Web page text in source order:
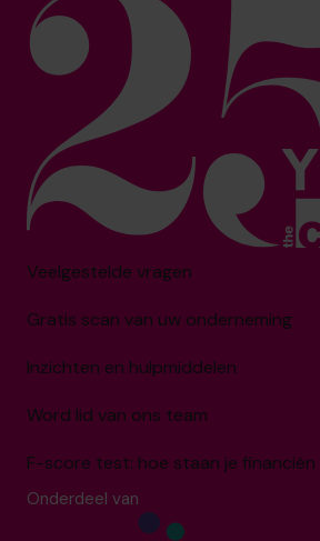
Veelgestelde vragen
Gratis scan van uw onderneming
Inzichten en hulpmiddelen
Word lid van ons team
F-score test: hoe staan je
Onderdeel van